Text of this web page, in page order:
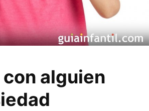
alguien